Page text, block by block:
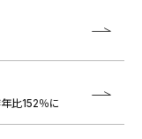
比152％に